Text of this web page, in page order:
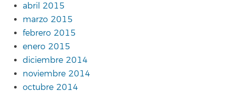
abril 2015
marzo 2015
febrero 2015
enero 2015
diciembre 2014
noviembre 2014
octubre 2014